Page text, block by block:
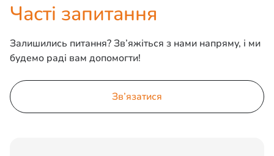
Часті запитання
Залишились питання? Зв’яжіться з нами напряму, і ми
будемо раді вам допомогти!
Зв’язатися